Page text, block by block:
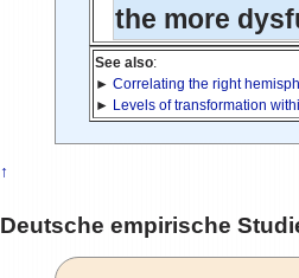
the more
See also:
►Correlating the right
► Levels of transformation
↑
Deutsche empirische